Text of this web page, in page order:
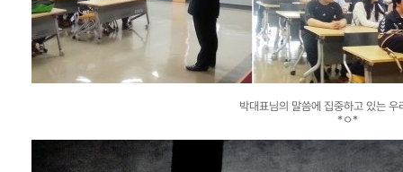
박대표님의 말씀에 집중하고 있는 우
*ㅇ*